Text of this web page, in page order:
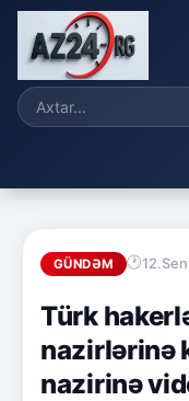
GÜNDƏM
Türk
nazirlərinə
nazirinə